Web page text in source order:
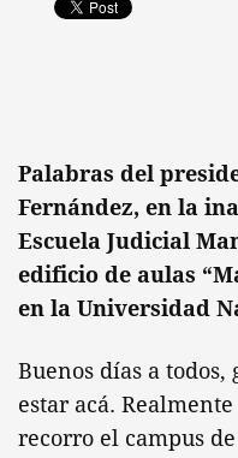
Palabras del
Fernández, en la
Escuela Judicial
edificio de aulas
en la Universidad
Buenos días a todos,
estar acá.
recorro el campus